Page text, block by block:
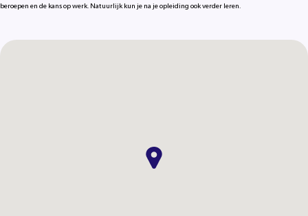
beroepen en de kans op werk. Natuurlijk kun je na je opleiding ook verder leren.